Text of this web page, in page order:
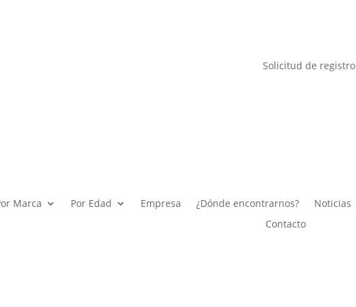
Solicitud de registro
Marca Por Edad Empresa ¿Dónde encontrarnos? Noticias
Contacto